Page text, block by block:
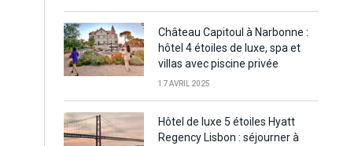
Château Capitoul à Narbonne :
hôtel 4 étoiles de luxe, spa et
villas avec piscine privée
17 AVRIL 2025
Hôtel de luxe 5 étoiles Hyatt
Regency Lisbon : séjourner à